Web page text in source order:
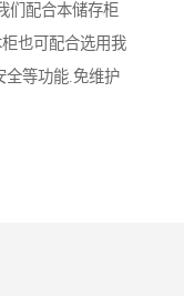
们配合本储存柜
也可配合选用我
全等功能.免维护